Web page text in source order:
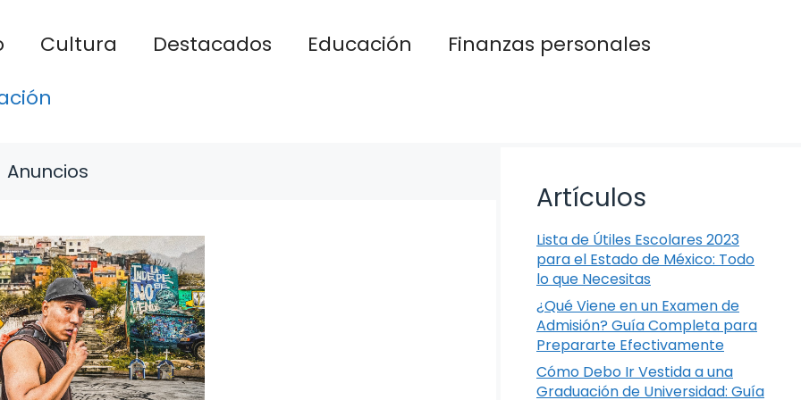
Cultura Destacados Educación
Finanzas personales
Anuncios
Artículos
Lista de Útiles Escolares 2023
para el Estado de México: Todo
lo que Necesitas
¿Qué Viene en un Examen de
Admisión? Guía Completa para
Prepararte Efectivamente
Cómo Debo Ir Vestida a una
Graduación de Universidad: Guía